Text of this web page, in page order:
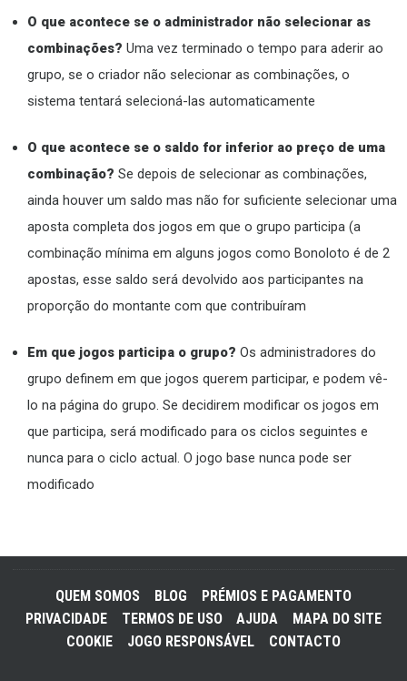
O que acontece se o administrador não selecionar as
combinações? Uma vez terminado o tempo para aderir ao
grupo, se o criador não selecionar as combinações, o
sistema tentará selecioná-las automaticamente
O que acontece se o saldo for inferior ao preço de uma
combinação? Se depois de selecionar as combinações,
ainda houver um saldo mas não for suficiente selecionar uma
aposta completa dos jogos em que o grupo participa (a
combinação mínima em alguns jogos como Bonoloto é de 2
apostas, esse saldo será devolvido aos participantes na
proporção do montante com que contribuíram
Em que jogos participa o grupo? Os administradores do
grupo definem em que jogos querem participar, e podem vê-
lo na página do grupo. Se decidirem modificar os jogos em
que participa, será modificado para os ciclos seguintes e
nunca para o ciclo actual. O jogo base nunca pode ser
modificado
QUEM SOMOS BLOG
PRÉMIOS E PAGAMENTO
PRIVACIDADE
TERMOS DE USO AJUDA
MAPA DO SITE
COOKIE
JOGO RESPONSÁVEL CONTACTO